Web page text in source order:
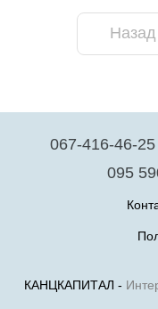
Назад
067-416-46-25
095
КАНЦКАПИТАЛ -